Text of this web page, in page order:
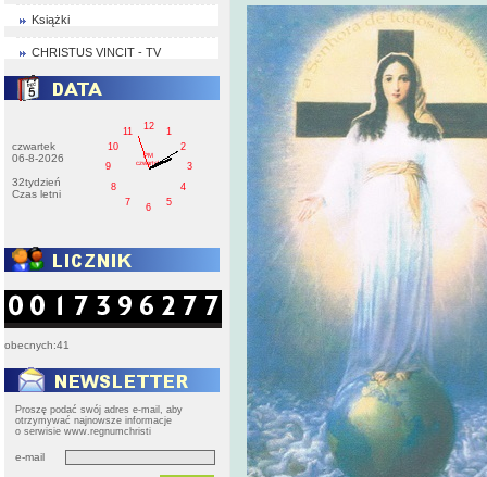
Książki
CHRISTUS VINCIT - TV
czwartek
06-8-2026
32tydzień
Czas letni
1
2
3
4
5
6
7
8
9
10
11
12
PM
czwartek
obecnych:41
Proszę podać swój adres e-mail, aby
otrzymywać najnowsze informacje
o serwisie www.regnumchristi
e-mail